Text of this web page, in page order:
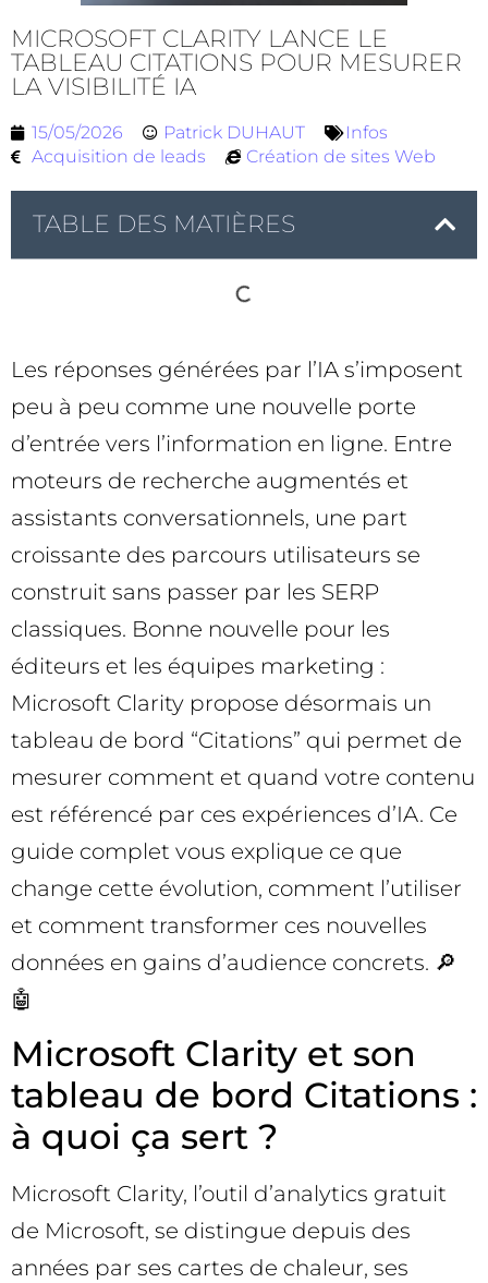
MICROSOFT CLARITY LANCE LE
TABLEAU CITATIONS POUR MESURER
LA VISIBILITÉ IA
15/05/2026 Patrick DUHAUT
Infos
Acquisition de leads
Création de sites Web
TABLE DES MATIÈRES
Les réponses générées par l’IA s’imposent
peu à peu comme une nouvelle porte
d’entrée vers l’information en ligne. Entre
moteurs de recherche augmentés et
assistants conversationnels, une part
croissante des parcours utilisateurs se
construit sans passer par les SERP
classiques. Bonne nouvelle pour les
éditeurs et les équipes marketing :
Microsoft Clarity propose désormais un
tableau de bord “Citations” qui permet de
mesurer comment et quand votre contenu
est référencé par ces expériences d’IA. Ce
guide complet vous explique ce que
change cette évolution, comment l’utiliser
et comment transformer ces nouvelles
données en gains d’audience concrets. 🔎
🤖
Microsoft Clarity et son
tableau de bord Citations :
à quoi ça sert ?
Microsoft Clarity, l’outil d’analytics gratuit
de Microsoft, se distingue depuis des
années par ses cartes de chaleur, ses